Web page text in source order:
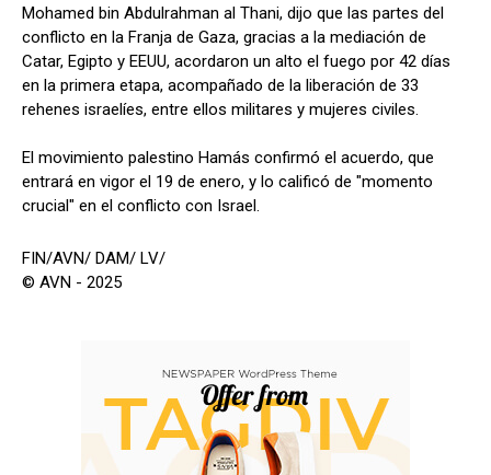
Mohamed bin Abdulrahman al Thani, dijo que las partes del
conflicto en la Franja de Gaza, gracias a la mediación de
Catar, Egipto y EEUU, acordaron un alto el fuego por 42 días
en la primera etapa, acompañado de la liberación de 33
rehenes israelíes, entre ellos militares y mujeres civiles.
El movimiento palestino Hamás confirmó el acuerdo, que
entrará en vigor el 19 de enero, y lo calificó de "momento
crucial" en el conflicto con Israel.
FIN/AVN/ DAM/ LV/
© AVN - 2025